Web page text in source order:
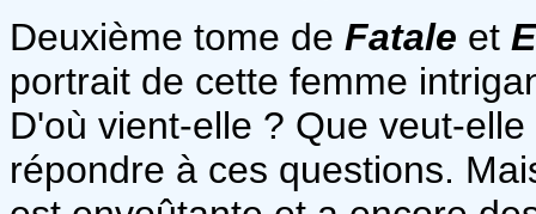
Deuxième tome de Fatale et
portrait de cette femme
D'où vient-elle ? Que veut-
répondre à ces questions.